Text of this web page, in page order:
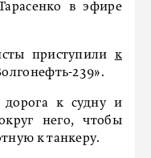
в эфире
приступили к
239».
дорога к судну и
него, чтобы
к танкеру.